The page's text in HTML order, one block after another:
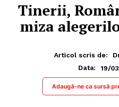
Tinerii,
miza
Articol scris de:
Data:
19/
Adaugă-ne ca sursă